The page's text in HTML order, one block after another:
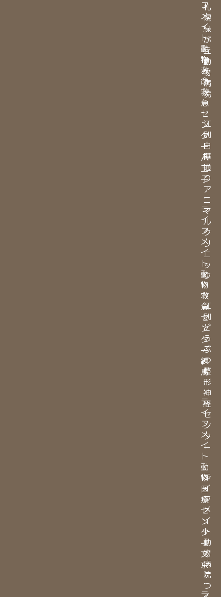
札
幌
緑
が
丘
動
物
病
院
・
江
別
白
樺
通
り
ア
ニ
マ
ル
ク
リ
ニ
ッ
ク
・
江
別
ど
う
ぶ
つ
整
形
神
経
セ
ン
タ
ー
・
ラ
イ
フ
メ
イ
ト
動
物
病
院
つ
フ
メ
イ
ト
動
物
救
命
救
急
セ
ン
タ
ー
八
王
子
・
ラ
イ
フ
メ
イ
ト
動
物
救
急
セ
ン
タ
ー
練
馬
・
ラ
イ
フ
メ
イ
ト
動
物
医
療
セ
ン
タ
ー
文
京
・
ラ